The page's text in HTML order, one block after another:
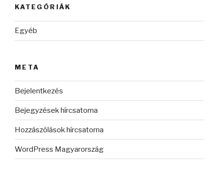
KATEGÓRIÁK
Egyéb
META
Bejelentkezés
Bejegyzések hírcsatorna
Hozzászólások hírcsatorna
WordPress Magyarország